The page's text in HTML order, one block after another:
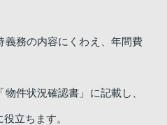
義務の内容にくわえ、年間費
件状況確認書」に記載し、
立ちます。